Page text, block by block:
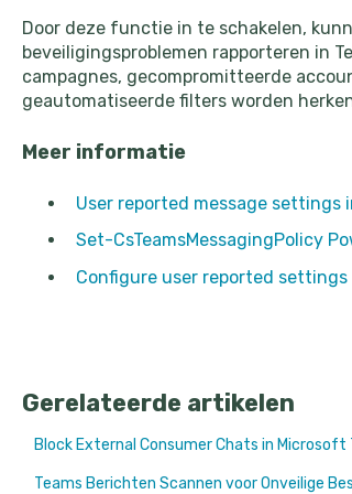
Door deze functie in te schakelen,
beveiligingsproblemen rapporteren in
campagnes, gecompromitteerde
geautomatiseerde filters worden
Meer informatie
User reported message settings
Set-CsTeamsMessagingPolicy
Configure user reported settings
Gerelateerde artikelen
Block External Consumer Chats in Microsoft
Teams Berichten Scannen voor Onveilige